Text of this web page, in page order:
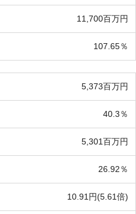
11,700百万円
107.65％
5,373百万円
40.3％
5,301百万円
26.92％
10.91円(5.61倍)